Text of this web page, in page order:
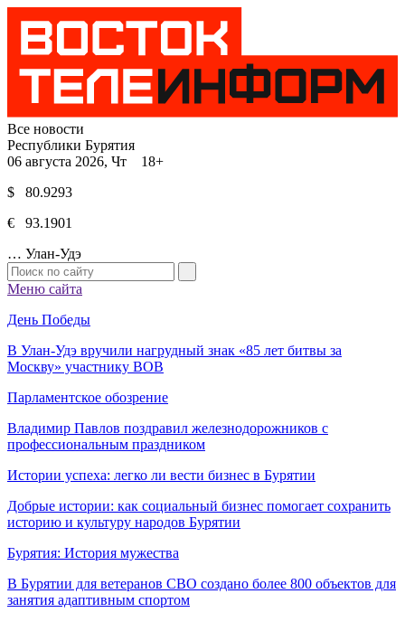
Все новости
Республики Бурятия
06 августа 2026, Чт 18+
$ 80.9293
€ 93.1901
… Улан-Удэ
Меню сайта
День Победы
В Улан-Удэ вручили нагрудный знак «85 лет битвы за
Москву» участнику ВОВ
Парламентское обозрение
Владимир Павлов поздравил железнодорожников с
профессиональным праздником
Истории успеха: легко ли вести бизнес в Бурятии
Добрые истории: как социальный бизнес помогает сохранить
историю и культуру народов Бурятии
Бурятия: История мужества
В Бурятии для ветеранов СВО создано более 800 объектов для
занятия адаптивным спортом